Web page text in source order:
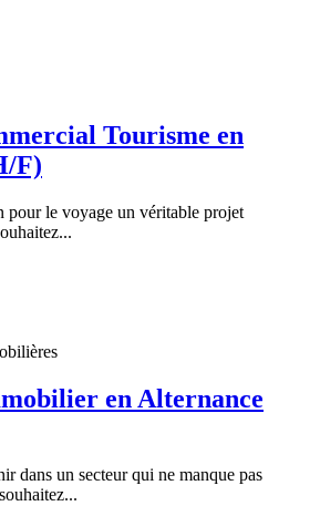
Tourisme en
F)
pour le voyage un véritable projet
en Alternance
dans un secteur qui ne manque pas